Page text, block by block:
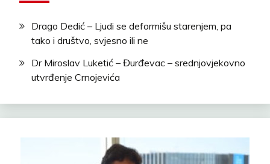
Drago Dedić – Ljudi se deformišu starenjem, pa
tako i društvo, svjesno ili ne
Dr Miroslav Luketić – Đurđevac – srednjovjekovno
utvrđenje Crnojevića